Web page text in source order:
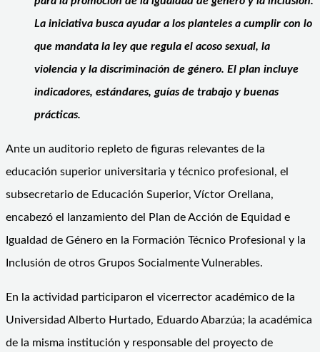
La iniciativa busca ayudar a los planteles a cumplir con lo
que mandata la ley que regula el acoso sexual, la
violencia y la discriminación de género. El plan incluye
indicadores, estándares, guías de trabajo y buenas
prácticas.
Ante un auditorio repleto de figuras relevantes de la
educación superior universitaria y técnico profesional, el
subsecretario de Educación Superior, Víctor Orellana,
encabezó el lanzamiento del Plan de Acción de Equidad e
Igualdad de Género en la Formación Técnico Profesional y la
Inclusión de otros Grupos Socialmente Vulnerables.
En la actividad participaron el vicerrector académico de la
Universidad Alberto Hurtado, Eduardo Abarzúa; la académica
de la misma institución y responsable del proyecto de